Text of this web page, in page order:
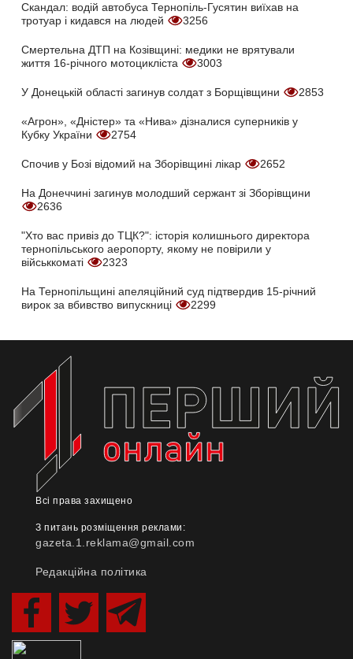
Скандал: водій автобуса Тернопіль-Гусятин виїхав на
тротуар і кидався на людей
3256
Смертельна ДТП на Козівщині: медики не врятували
життя 16-річного мотоцикліста
3003
У Донецькій області загинув солдат з Борщівщини 2853
«Агрон», «Дністер» та «Нива» дізналися суперників у
Кубку України
2754
Спочив у Бозі відомий на Зборівщині лікар 2652
На Донеччині загинув молодший сержант зі Зборівщини
2636
"Хто вас привіз до ТЦК?": історія колишнього директора
тернопільського аеропорту, якому не повірили у
військкоматі
2323
На Тернопільщині апеляційний суд підтвердив 15-річний
вирок за вбивство випускниці
2299
Всі права захищено
З питань розміщення реклами:
gazeta.1.reklama@gmail.com
Редакційна політика